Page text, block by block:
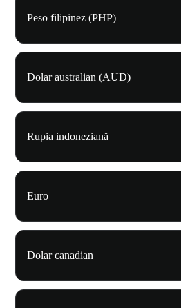
Peso filipinez (PHP)
Dolar australian (AUD)
Rupia indoneziană
Euro
Dolar canadian